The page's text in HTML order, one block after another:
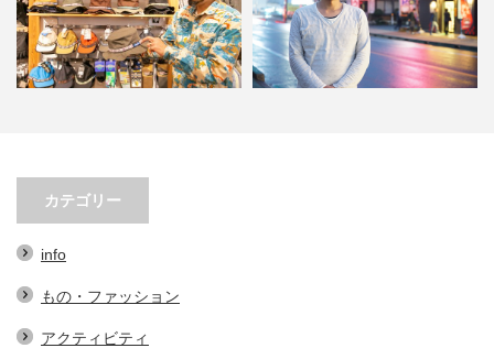
の帽子３選。オ
なアイテム…
小林市の起爆剤！青野さんが実践
カテゴリー
info
もの・ファッション
アクティビティ